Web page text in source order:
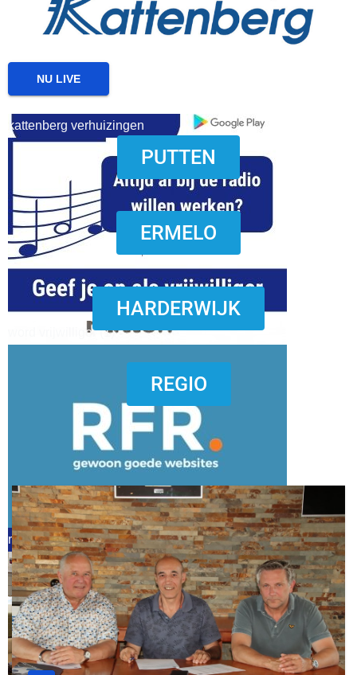
download onzze App
word vrijwilliger (1)
kattenberg verhuizingen
word vrijwilliger (1)
refreshed webdesign putten
NU LIVE
PUTTEN
ERMELO
HARDERWIJK
REGIO